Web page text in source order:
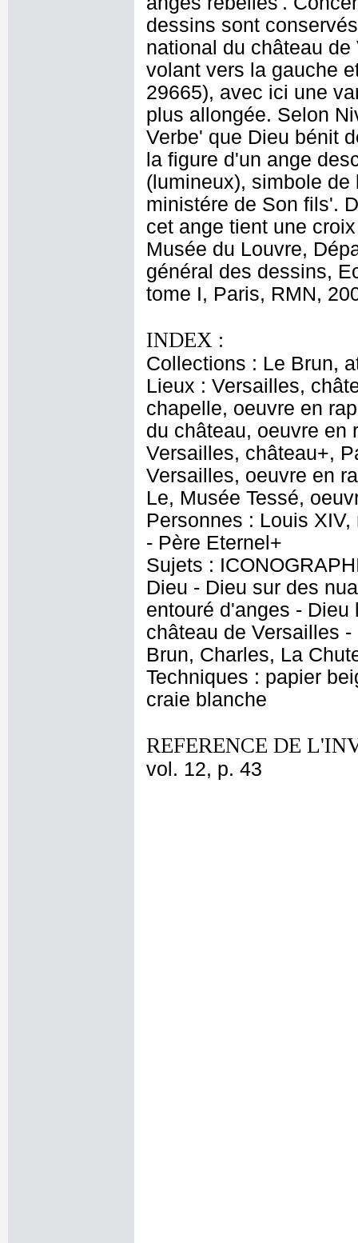
dessins sont
national du château
volant vers la gauche
29665), avec ici une
plus allongée. Selon
Verbe' que Dieu bénit
la figure d'un ange
(lumineux), simbole
ministére de Son fils'.
cet ange tient une
Musée du Louvre,
général des dessins,
tome I, Paris, RMN,
INDEX :
Collections : Le Brun,
Lieux : Versailles,
chapelle, oeuvre en
du château, oeuvre en
Versailles, château+,
Versailles, oeuvre en
Le, Musée Tessé,
Personnes : Louis
- Père Eternel+
Sujets :
Dieu - Dieu sur des
entouré d'anges -
château de Versailles
Brun, Charles, La
Techniques : papier
craie blanche
REFERENCE DE
vol. 12, p. 43